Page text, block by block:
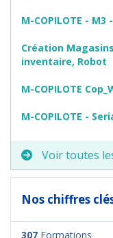
M-COPILOTE -
Création
inventaire, Robot
M-COPILOTE
M-COPILOTE -
Voir toutes
Nos chiffres
307 Formations